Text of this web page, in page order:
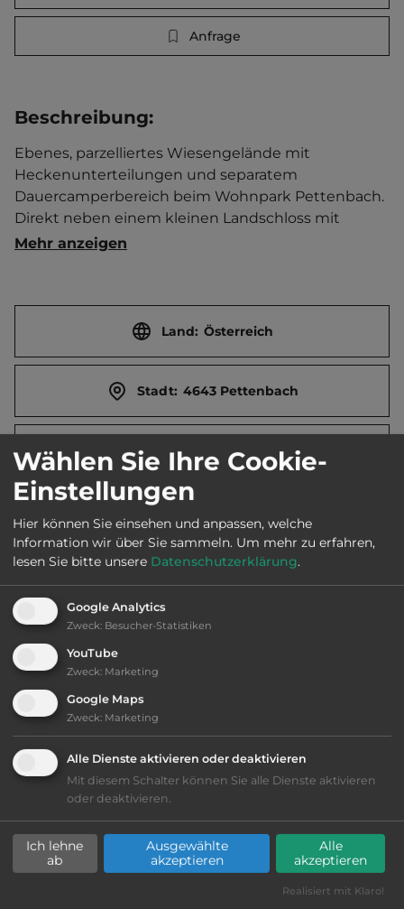
Anfrage
Beschreibung:
Ebenes, parzelliertes Wiesengelände mit
Heckenunterteilungen und separatem
Dauercamperbereich beim Wohnpark Pettenbach.
Direkt neben einem kleinen Landschloss mit
Schlossteich. Teilweise durch Bäume beschattet.
Kegelbahnen. Geschirrspüler. Bücherregal.
Hundedusche. Spielezimmer. Abenteuerspielplatz.
Hallenbad Oase. (ab Juni '22). Gasthaus ab Sept.
Dienstag und Mittwoch Ruhetag. Brötchenservice
in HS. Ferienwohnung.  Ort 4 km entfernt.
Touristen-/Dauerstellplätze 90/400.
Mehr anzeigen
Land: Österreich
Stadt: 4643 Pettenbach
Straße: Enengl 2
E-Mail:
Webseite: www.almtal-camp.at
Fläche: 32.000
Ausstattung:
AB-Abfahrt max. 10 km entfernt
Wählen Sie Ihre Cookie-
Einstellungen
Hier können Sie einsehen und anpassen, welche
Information wir über Sie sammeln. Um mehr zu erfahren,
lesen Sie bitte unsere Datenschutzerklärung.
Google Analytics
Zweck: Besucher-Statistiken
YouTube
Zweck: Marketing
Google Maps
Zweck: Marketing
Alle Dienste aktivieren oder deaktivieren
Mit diesem Schalter können Sie alle Dienste aktivieren
oder deaktivieren.
Ich lehne
ab
Ausgewählte
akzeptieren
Alle
akzeptieren
Realisiert mit Klaro!